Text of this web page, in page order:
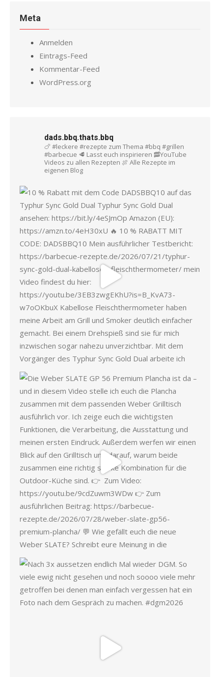
Meta
Anmelden
Eintrags-Feed
Kommentar-Feed
WordPress.org
dads.bbq.thats.bbq
🍗 #leckere #rezepte zum Thema #bbq #grillen
#barbecue 🥩 Lasst euch inspirieren 🥓YouTube
Videos zu allen Rezepten 🍖 Alle Rezepte im
eigenen Blog